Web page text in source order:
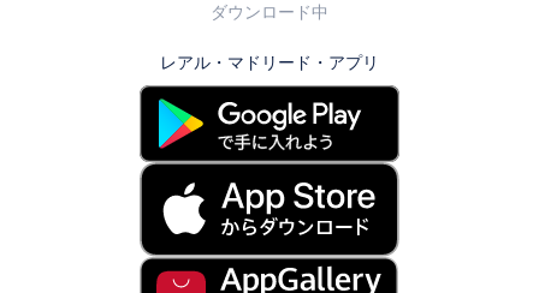
ダウンロード中
レアル・マドリード・アプリ